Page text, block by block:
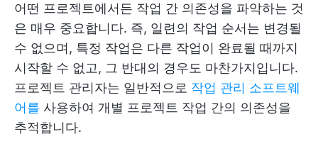
어떤 프로젝트에서든 작업 간 의존성을 파악하는 것
은 매우 중요합니다. 즉, 일련의 작업 순서는 변경될
수 없으며, 특정 작업은 다른 작업이 완료될 때까지
시작할 수 없고, 그 반대의 경우도 마찬가지입니다.
프로젝트 관리자는 일반적으로 작업 관리 소프트웨
어를 사용하여 개별 프로젝트 작업 간의 의존성을
추적합니다.